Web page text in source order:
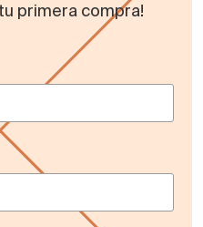
primera compra!